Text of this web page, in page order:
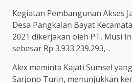
Kegiatan Pembangunan Akses
Desa Pangkalan Bayat
2021 dikerjakan oleh PT. Musi
sebesar Rp 3.933.239.293,-.
Alex meminta Kajati Sumsel
Sarjono Turin, menunjukkan